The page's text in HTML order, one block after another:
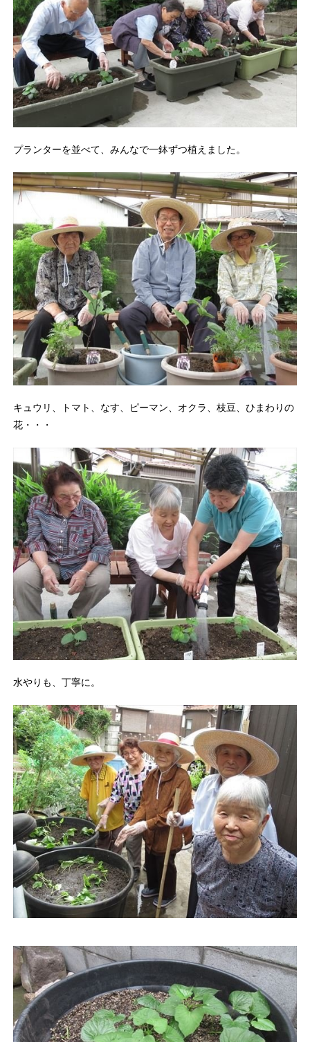
プランターを並べて、みんなで一鉢ずつ植えました。
キュウリ、トマト、なす、ピーマン、オクラ、枝豆、ひまわりの
花・・・
水やりも、丁寧に。